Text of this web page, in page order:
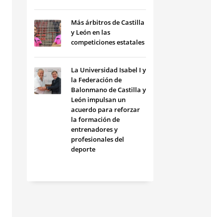
Más árbitros de Castilla
y León en las
competiciones estatales
La Universidad Isabel I y
la Federación de
Balonmano de Castilla y
León impulsan un
acuerdo para reforzar
la formación de
entrenadores y
profesionales del
deporte